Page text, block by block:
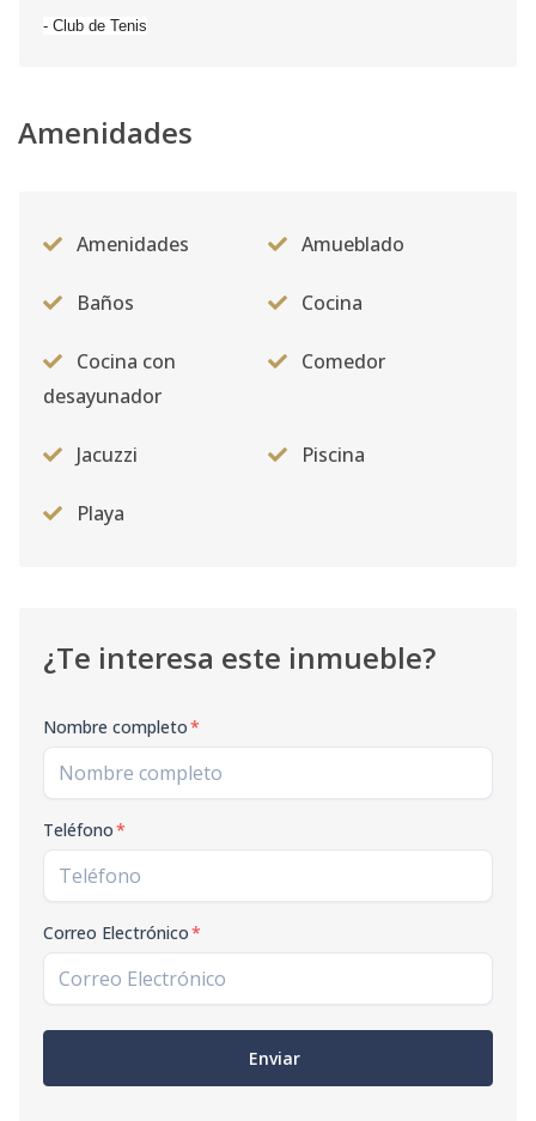
- Club de Tenis
Amenidades
Amenidades Amueblado
Baños Cocina
Cocina con
desayunador
Comedor
Jacuzzi Piscina
Playa
¿Te interesa este inmueble?
Nombre completo*
Teléfono*
Correo Electrónico*
Enviar